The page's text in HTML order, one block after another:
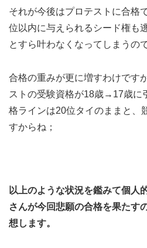
それが今後はプロテストに合格
位以内に与えられるシード権も
とすら叶わなくなってしまうので
合格の重みが更に増すわけです
ストの受験資格が18歳→17歳に
格ラインは20位タイのままと、
すからね；
以上のような状況を鑑みて個人
さんが今回悲願の合格を果たす
想します。